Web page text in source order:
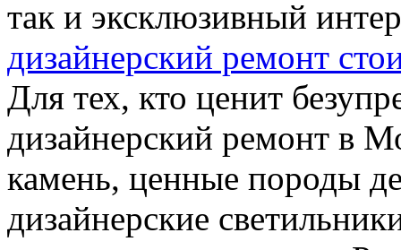
так и эксклюзивный
дизайнерский ремонт
Для тех, кто ценит
дизайнерский ремонт в
камень, ценные породы
дизайнерские